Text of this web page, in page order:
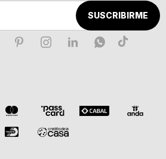
SUSCRIBIRME
   